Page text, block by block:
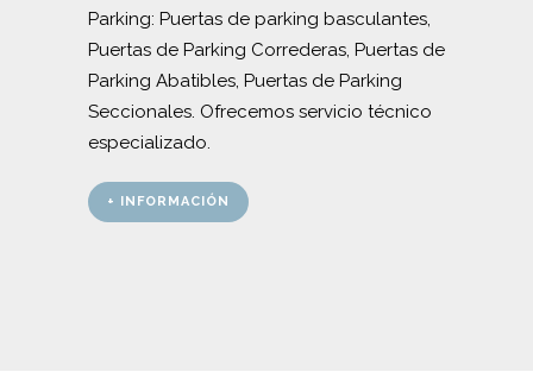
Parking: Puertas de parking basculantes,
Puertas de Parking Correderas, Puertas de
Parking Abatibles, Puertas de Parking
Seccionales. Ofrecemos servicio técnico
especializado.
+ INFORMACIÓN